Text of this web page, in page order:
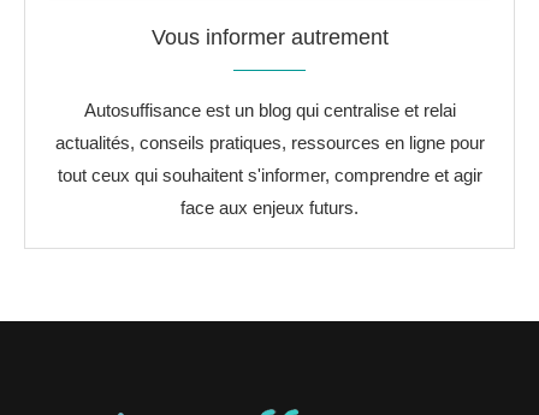
Vous informer autrement
Autosuffisance est un blog qui centralise et relai
actualités, conseils pratiques, ressources en ligne pour
tout ceux qui souhaitent s'informer, comprendre et agir
face aux enjeux futurs.